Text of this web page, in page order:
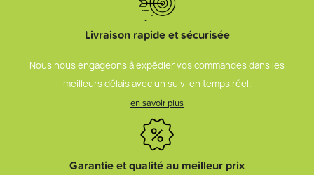
Livraison rapide et sécurisée
Nous nous engageons à expédier vos commandes dans les
meilleurs délais avec un suivi en temps réel.
en savoir plus
Garantie et qualité au meilleur prix